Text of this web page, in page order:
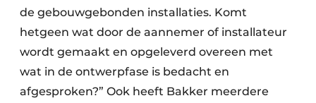
de gebouwgebonden installaties. Komt
hetgeen wat door de aannemer of installateur
wordt gemaakt en opgeleverd overeen met
wat in de ontwerpfase is bedacht en
afgesproken?” Ook heeft Bakker meerdere